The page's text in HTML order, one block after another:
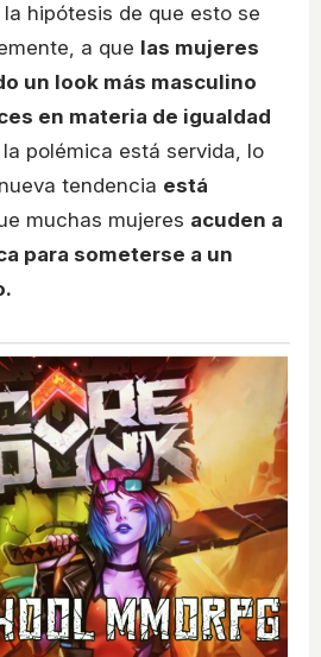
hipótesis de que esto se
a que las mujeres
un look más masculino
en materia de igualdad
polémica está servida, lo
tendencia está
muchas mujeres acuden a
para someterse a un